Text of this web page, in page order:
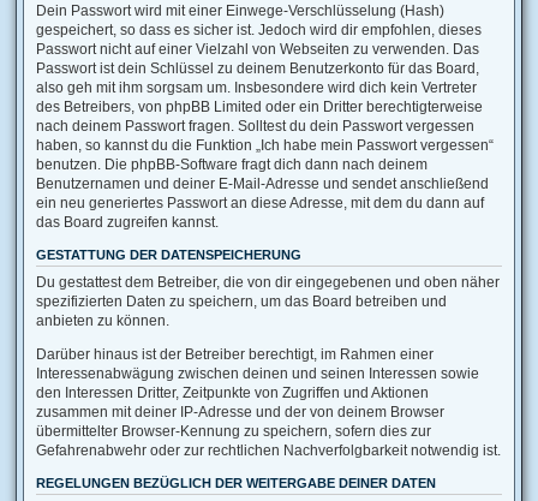
Dein Passwort wird mit einer Einwege-Verschlüsselung (Hash)
gespeichert, so dass es sicher ist. Jedoch wird dir empfohlen, dieses
Passwort nicht auf einer Vielzahl von Webseiten zu verwenden. Das
Passwort ist dein Schlüssel zu deinem Benutzerkonto für das Board,
also geh mit ihm sorgsam um. Insbesondere wird dich kein Vertreter
des Betreibers, von phpBB Limited oder ein Dritter berechtigterweise
nach deinem Passwort fragen. Solltest du dein Passwort vergessen
haben, so kannst du die Funktion „Ich habe mein Passwort vergessen“
benutzen. Die phpBB-Software fragt dich dann nach deinem
Benutzernamen und deiner E-Mail-Adresse und sendet anschließend
ein neu generiertes Passwort an diese Adresse, mit dem du dann auf
das Board zugreifen kannst.
GESTATTUNG DER DATENSPEICHERUNG
Du gestattest dem Betreiber, die von dir eingegebenen und oben näher
spezifizierten Daten zu speichern, um das Board betreiben und
anbieten zu können.
Darüber hinaus ist der Betreiber berechtigt, im Rahmen einer
Interessenabwägung zwischen deinen und seinen Interessen sowie
den Interessen Dritter, Zeitpunkte von Zugriffen und Aktionen
zusammen mit deiner IP-Adresse und der von deinem Browser
übermittelter Browser-Kennung zu speichern, sofern dies zur
Gefahrenabwehr oder zur rechtlichen Nachverfolgbarkeit notwendig ist.
REGELUNGEN BEZÜGLICH DER WEITERGABE DEINER DATEN